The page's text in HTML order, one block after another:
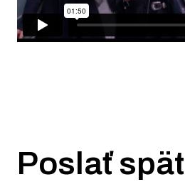
Poslať